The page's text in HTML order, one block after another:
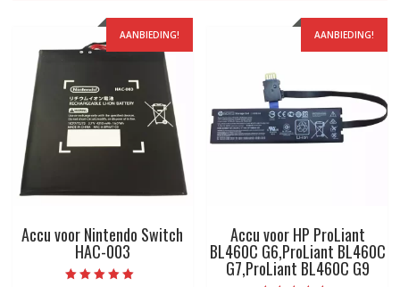
AANBIEDING!
Accu voor Nintendo Switch
HAC-003
AANBIEDING!
Accu voor HP ProLiant
BL460C G6,ProLiant BL460C
G7,ProLiant BL460C G9